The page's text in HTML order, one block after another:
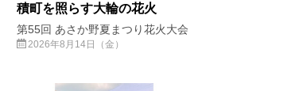
積町を照らす大輪の花火
第55回 あさか野夏まつり花火大会
2026年8月14日（金）